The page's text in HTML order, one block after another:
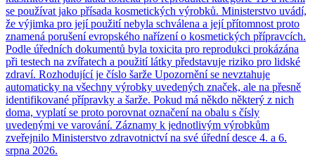
se používat jako přísada kosmetických výrobků. Ministerstvo uvádí,
že výjimka pro její použití nebyla schválena a její přítomnost proto
znamená porušení evropského nařízení o kosmetických přípravcích.
Podle úředních dokumentů byla toxicita pro reprodukci prokázána
při testech na zvířatech a použití látky představuje riziko pro lidské
zdraví. Rozhodující je číslo šarže Upozornění se nevztahuje
automaticky na všechny výrobky uvedených značek, ale na přesně
identifikované přípravky a šarže. Pokud má někdo některý z nich
doma, vyplatí se proto porovnat označení na obalu s čísly
uvedenými ve varování. Záznamy k jednotlivým výrobkům
zveřejnilo Ministerstvo zdravotnictví na své úřední desce 4. a 6.
srpna 2026.